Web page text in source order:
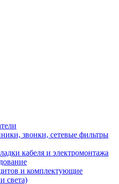
звонки, сетевые фильтры
кабеля и электромонтажа
и комплектующие
света)